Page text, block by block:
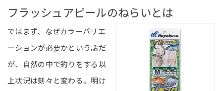
フラッシュアピールのねらいとは
ではまず、なぜカラーバリエ
ーションが必要かという話だ
が、自然の中で釣りをする以
上状況は刻々と変わる。明け